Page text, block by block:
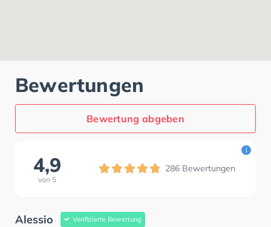
Bewertungen
Bewertung abgeben
4,9
von 5
286 Bewertungen
i
Alessio Verifizierte Bewertung